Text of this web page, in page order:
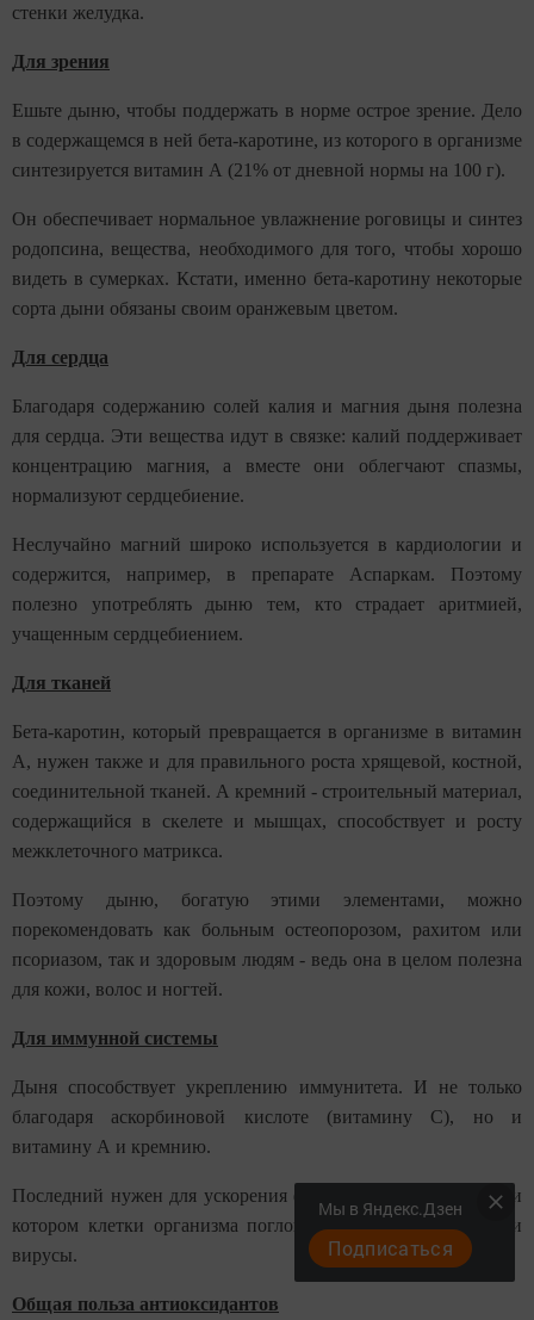
стенки желудка.
Для зрения
Ешьте дыню, чтобы поддержать в норме острое зрение. Дело
в содержащемся в ней бета-каротине, из которого в организме
синтезируется витамин А (21% от дневной нормы на 100 г).
Он обеспечивает нормальное увлажнение роговицы и синтез
родопсина, вещества, необходимого для того, чтобы хорошо
видеть в сумерках. Кстати, именно бета-каротину некоторые
сорта дыни обязаны своим оранжевым цветом.
Для сердца
Благодаря содержанию солей калия и магния дыня полезна
для сердца. Эти вещества идут в связке: калий поддерживает
концентрацию магния, а вместе они облегчают спазмы,
нормализуют сердцебиение.
Неслучайно магний широко используется в кардиологии и
содержится, например, в препарате Аспаркам. Поэтому
полезно употреблять дыню тем, кто страдает аритмией,
учащенным сердцебиением.
Для тканей
Бета-каротин, который превращается в организме в витамин
А, нужен также и для правильного роста хрящевой, костной,
соединительной тканей. А кремний - строительный материал,
содержащийся в скелете и мышцах, способствует и росту
межклеточного матрикса.
Поэтому дыню, богатую этими элементами, можно
порекомендовать как больным остеопорозом, рахитом или
псориазом, так и здоровым людям - ведь она в целом полезна
для кожи, волос и ногтей.
Для иммунной системы
Дыня способствует укреплению иммунитета. И не только
благодаря аскорбиновой кислоте (витамину С), но и
витамину А и кремнию.
Последний нужен для ускорения фагоцитоза - процесса, при
котором клетки организма поглощают вредные бактерии и
вирусы.
Общая польза антиоксидантов
Мы в Яндекс.Дзен
Подписаться